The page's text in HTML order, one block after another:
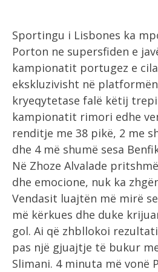
Sportingu i Lisbones ka
Porton ne supersfiden e
kampionatit portugez e
ekskluzivisht në
kryeqytetase falë këtij
kampionatit rimori edhe
renditje me 38 pikë, 2 me
dhe 4 më shumë sesa
Në Zhoze Alvalade
dhe emocione, nuk ka
Vendasit luajtën më mirë
më kërkues dhe duke
gol. Ai që zhbllokoi
pas një gjuajtje të bukur
Slimani. 4 minuta më vonë